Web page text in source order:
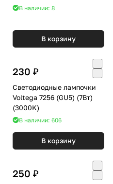
В наличии: 8
В корзину
230 ₽
Светодиодные лампочки
Voltega 7256 (GU5) (7Вт)
(3000K)
В наличии: 606
В корзину
250 ₽